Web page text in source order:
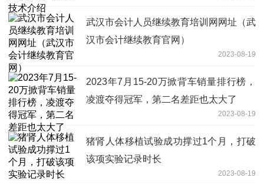
武汉市会计人员继续教育培训网网址（武
汉市会计继续教育官网）
2023-08-19
2023年7月15-20万掀背车销量排行榜，
凌渡夺得冠军，第二名差距也太大了
2023-08-19
猪肾人体移植试验成功撑过1个月，打破
该项实验记录时长
2023-08-19